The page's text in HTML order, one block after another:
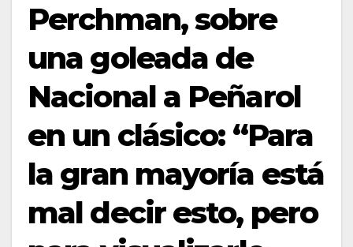
Perchman, sobre
una goleada de
Nacional a Peñarol
en un clásico: “Para
la gran mayoría está
mal decir esto, pero